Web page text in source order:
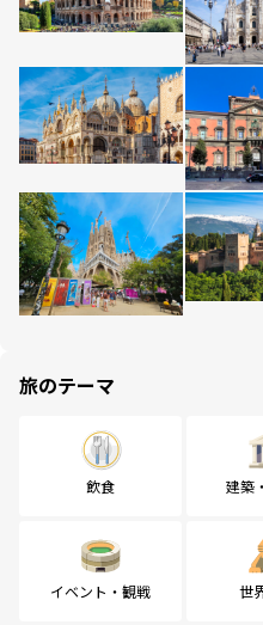
旅のテーマ
飲食 建築
イベント・観戦 世